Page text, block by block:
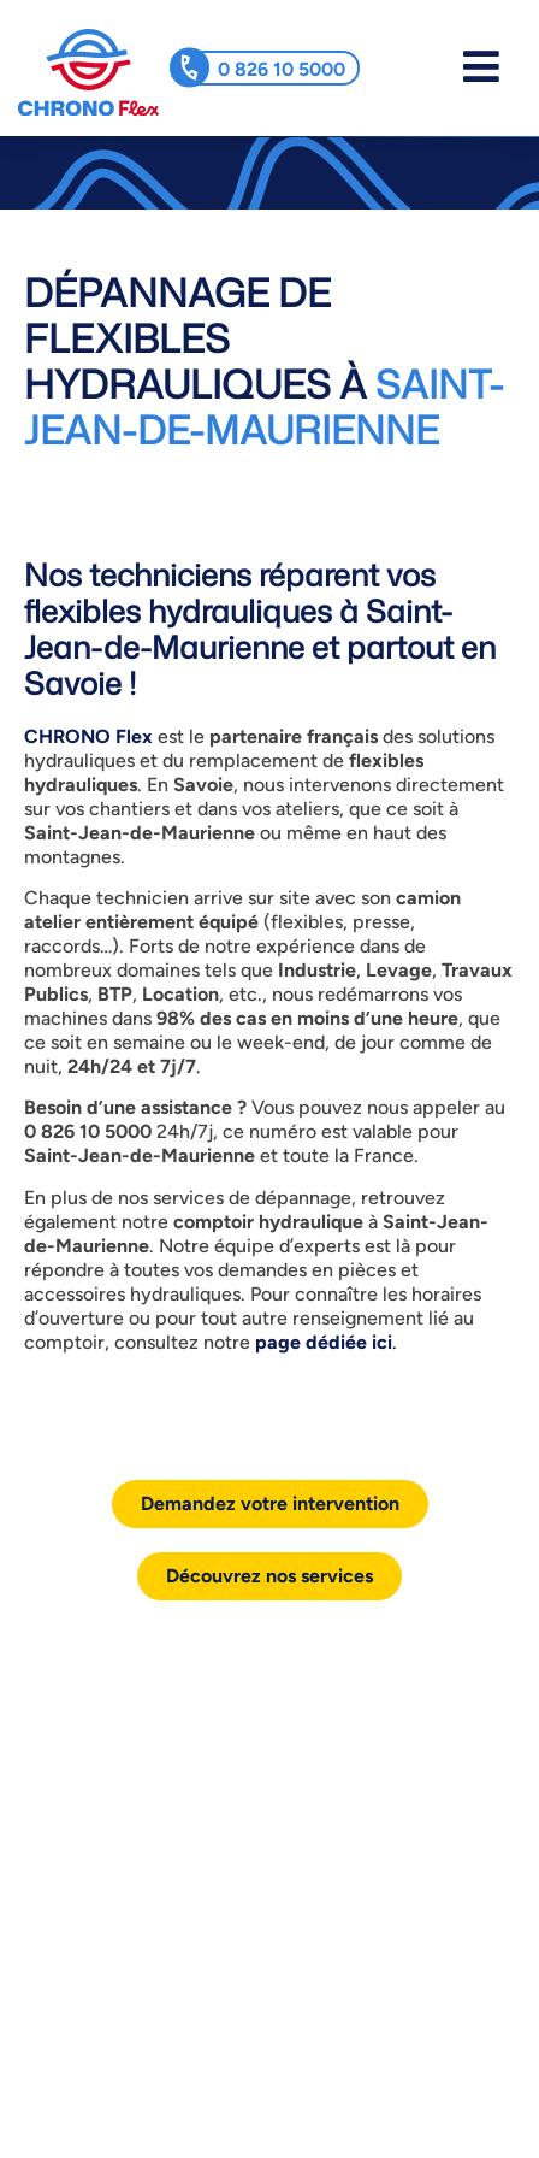
0 826 10 5000
DÉPANNAGE DE
FLEXIBLES
HYDRAULIQUES ÀSAINT-
JEAN-DE-MAURIENNE
Nos techniciens réparent vos
flexibles hydrauliques à Saint-
Jean-de-Maurienne et partout en
Savoie !
CHRONO Flex est le partenaire français des solutions
hydrauliques et du remplacement de flexibles
hydrauliques. En Savoie, nous intervenons directement
sur vos chantiers et dans vos ateliers, que ce soit à
Saint-Jean-de-Maurienne ou même en haut des
montagnes.
Chaque technicien arrive sur site avec son camion
atelier entièrement équipé (flexibles, presse,
raccords…). Forts de notre expérience dans de
nombreux domaines tels que Industrie, Levage, Travaux
Publics, BTP, Location, etc., nous redémarrons vos
machines dans 98% des cas en moins d’une heure, que
ce soit en semaine ou le week-end, de jour comme de
nuit, 24h/24 et 7j/7.
Besoin d’une assistance ? Vous pouvez nous appeler au
0 826 10 5000 24h/7j, ce numéro est valable pour
Saint-Jean-de-Maurienne et toute la France.
En plus de nos services de dépannage, retrouvez
également notre comptoir hydraulique à Saint-Jean-
de-Maurienne. Notre équipe d’experts est là pour
répondre à toutes vos demandes en pièces et
accessoires hydrauliques. Pour connaître les horaires
d’ouverture ou pour tout autre renseignement lié au
comptoir, consultez notre page dédiée ici.
Demandez votre intervention
Découvrez nos services